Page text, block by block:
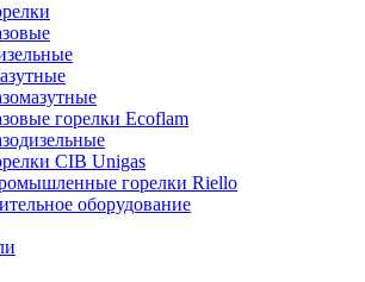
горелки Ecoflam
CIB Unigas
горелки Riello
оборудование